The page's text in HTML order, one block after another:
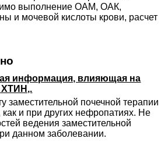
выполнение ОАМ, ОАК,
и мочевой кислоты крови, расчет
информация, влияющая на
ХТИН,.
заместительной почечной терапии
и при других нефропатиях. Не
ведения заместительной
данном заболевании.